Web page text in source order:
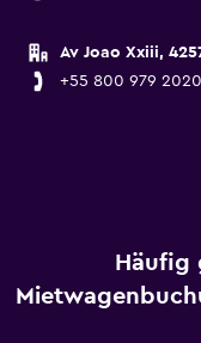
Av Joao Xxiii,
+55 800 979 2020
Häufig